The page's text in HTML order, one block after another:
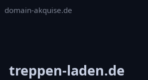
domain-akquise.de
treppen-laden.de